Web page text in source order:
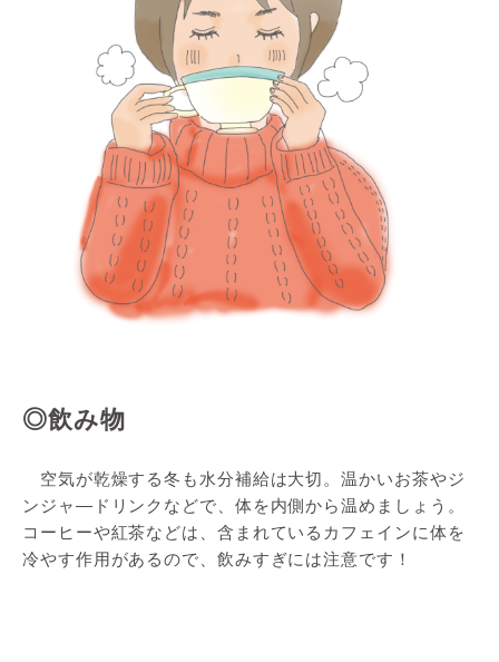
◎飲み物
空気が乾燥する冬も水分補給は大切。温かいお茶やジ
ンジャ―ドリンクなどで、体を内側から温めましょう。
コーヒーや紅茶などは、含まれているカフェインに体を
冷やす作用があるので、飲みすぎには注意です！